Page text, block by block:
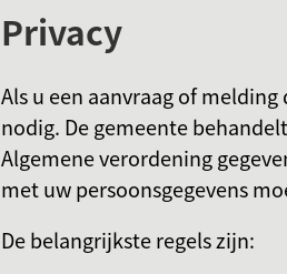
Privacy
Als u een aanvraag of
nodig. De gemeente
Algemene verordening
met uw persoonsgegevens
De belangrijkste regels zijn: